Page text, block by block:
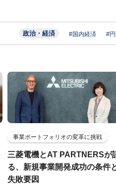
政治・経済 #国内経済 #
事業ポートフォリオの変革に挑戦
三菱電機とAT PARTNERSが
る、新規事業開発成功の条件
失敗要因